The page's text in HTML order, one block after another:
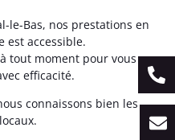
le-Bas, nos prestations en
est accessible.
tout moment pour vous
efficacité.
connaissons bien les